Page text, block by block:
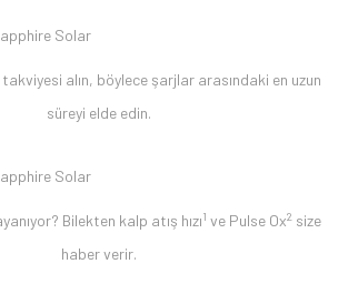
takviyesi alın, böylece şarjlar arasındaki en uzun
süreyi elde edin.
Bilekten kalp atış hızı1 ve Pulse Ox2 size
haber verir.